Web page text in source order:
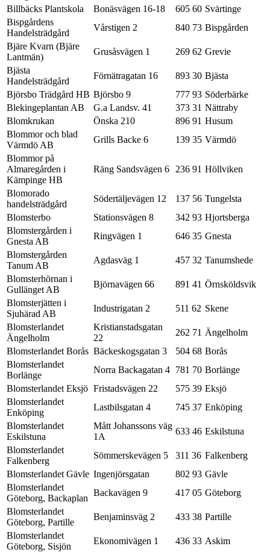
Billbäcks Plantskola
Bonäsvägen 16-18 605 60 Svärtinge
Bispgårdens
Handelsträdgård
Vårstigen 2 840 73 Bispgården
Bjäre Kvarn (Bjäre
Lantmän)
Grusåsvägen 1 269 62 Grevie
Bjästa
Handelsträdgård
Förnätragatan 16 893 30 Bjästa
Björsbo Trädgård HB Björsbo 9 777 93 Söderbärke
Blekingeplantan AB
G.a Landsv. 41 373 31 Nättraby
Blomkrukan
Önska 210 896 91 Husum
Blommor och blad
Värmdö AB
Grills Backe 6 139 35 Värmdö
Blommor på
Almaregården i
Kämpinge HB
Räng Sandsvägen 6 236 91 Höllviken
Blomorado
handelsträdgård
Södertäljevägen 12 137 56 Tungelsta
Blomsterbo
Stationsvägen 8 342 93 Hjortsberga
Blomstergården i
Gnesta AB
Ringvägen 1 646 35 Gnesta
Blomstergården
Tanum AB
Agdasväg 1 457 32 Tanumshede
Blomsterhörnan i
Gullänget AB
Björnavägen 66 891 41 Örnsköldsvik
Blomsterjätten i
Sjuhärad AB
Industrigatan 2 511 62 Skene
Blomsterlandet
Ängelholm
Kristianstadsgatan
22
262 71 Ängelholm
Blomsterlandet Borås Bäckeskogsgatan 3 504 68 Borås
Blomsterlandet
Borlänge
Norra Backagatan 4 781 70 Borlänge
Blomsterlandet Eksjö Fristadsvägen 22 575 39 Eksjö
Blomsterlandet
Enköping
Lastbilsgatan 4 745 37 Enköping
Blomsterlandet
Eskilstuna
Mått Johanssons väg
1A
633 46 Eskilstuna
Blomsterlandet
Falkenberg
Sömmerskevägen 5 311 36 Falkenberg
Blomsterlandet Gävle Ingenjörsgatan 802 93 Gävle
Blomsterlandet
Göteborg, Backaplan
Backavägen 9 417 05 Göteborg
Blomsterlandet
Göteborg, Partille
Benjaminsväg 2 433 38 Partille
Blomsterlandet
Göteborg, Sisjön
Ekonomivägen 1 436 33 Askim